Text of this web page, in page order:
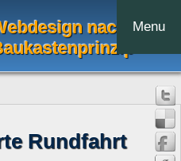
nach dem
Menu
Rundfahrt